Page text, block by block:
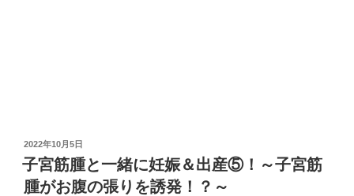
投
稿
日:
2022年10月5日
子宮筋腫と一緒に妊娠＆出産⑤！～子宮筋
腫がお腹の張りを誘発！？～